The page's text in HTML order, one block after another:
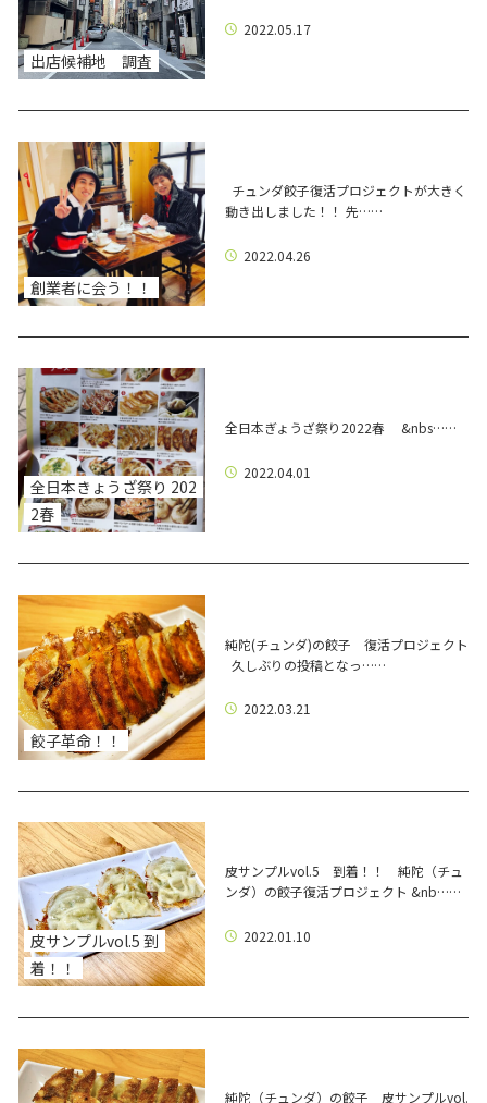
出店候補地 調査
2022.05.17
創業者に会う！！
チュンダ餃子復活プロジェクトが大きく
動き出しました！！ 先……
2022.04.26
全日本きょうざ祭り 202
2春
全日本ぎょうざ祭り2022春 &nbs……
2022.04.01
餃子革命！！
純陀(チュンダ)の餃子 復活プロジェクト
久しぶりの投稿となっ……
2022.03.21
皮サンプルvol.5 到
着！！
皮サンプルvol.5 到着！！ 純陀（チュ
ンダ）の餃子復活プロジェクト &nb……
2022.01.10
純陀（チュンダ）の餃子 皮サンプルvol.